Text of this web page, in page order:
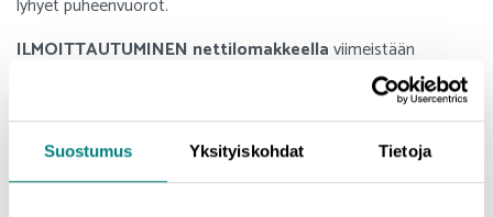
Suostumus Yksityiskohdat Tietoja
lyhyet puheenvuorot.
ILMOITTAUTUMINEN nettilomakkeellaviimeistään
Saat ilmoittautumisesta vahvistusviestin sähköpostiisi (jos et